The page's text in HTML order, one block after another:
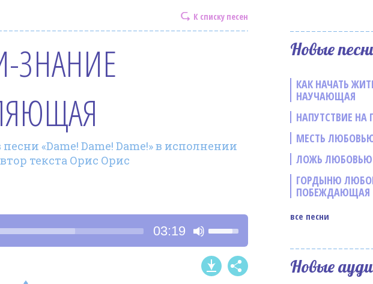
К списку песен
ЗНАНИЕ
«Dame! Dame! Dame!» в исполнении
текста Орис Орис
03:19
Используйте
клавиши
со
стрелками
Новые
КАК НАЧАТЬ
НАУЧАЮЩАЯ
НАПУТСТВИЕ НА
МЕСТЬ
ЛОЖЬ
ГОРДЫНЮ
ПОБЕЖДАЮЩАЯ
все песни
Новые